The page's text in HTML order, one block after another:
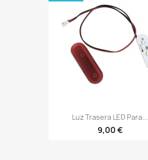
Luz Trasera LED Para...
9,00 €